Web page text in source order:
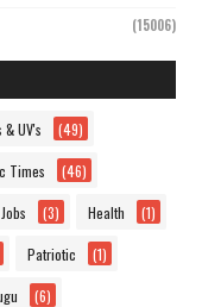
(15006)
& UV's (49)
Times (46)
(3) Health (1)
Patriotic (1)
(6)